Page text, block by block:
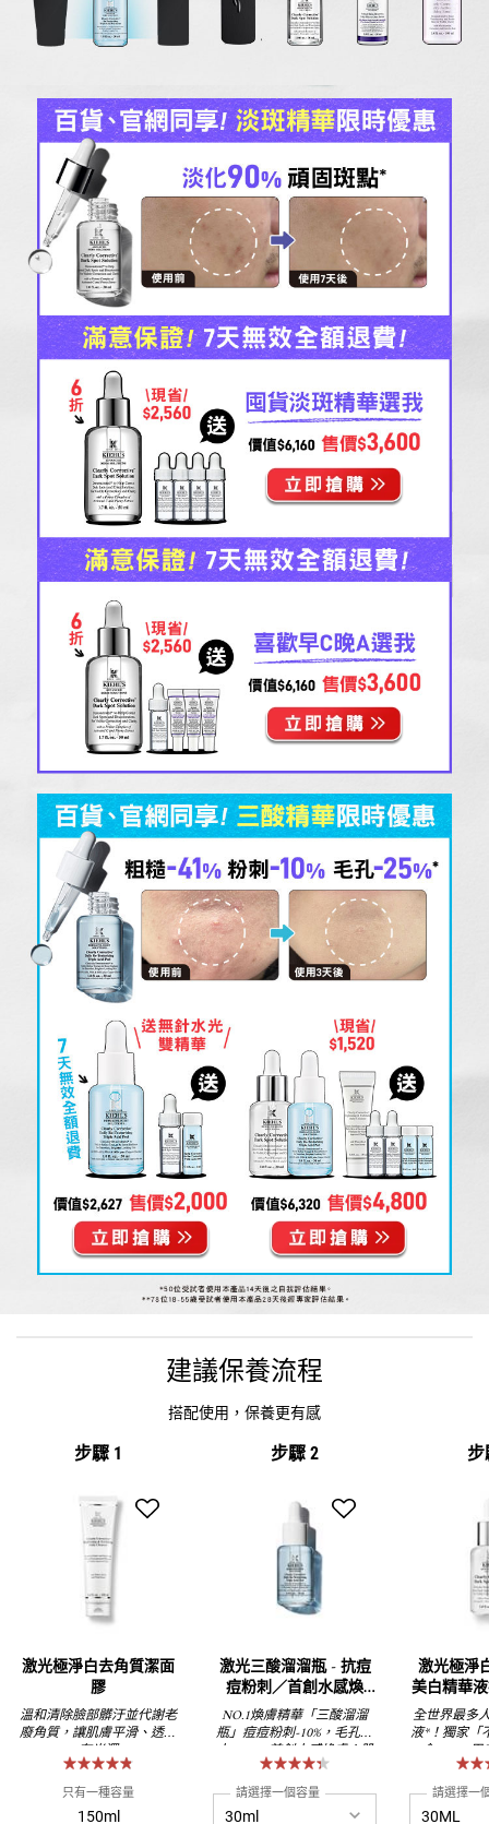
建議保養流程
搭配使用，保養更有感
步驟 1
激光極淨白去角質潔面
膠
溫和清除臉部髒汙並代謝老
廢角質，讓肌膚平滑、透亮
有光澤
只有一種容量
150ml
步驟 2
激光三酸溜溜瓶 - 抗痘
痘粉刺／首創水感煥
膚！全膚質可用！
NO.1煥膚精華「三酸溜溜
瓶」痘痘粉刺-10%，毛孔粗
大-25%，首創水感煥膚！肌
膚再敏感都可用！
請選擇一個容量
步
激光極淨
美白精華
斑 偕同
全世界最多
液*！獨家「
命C」，
方，亮出水
白、偕同
請選擇一